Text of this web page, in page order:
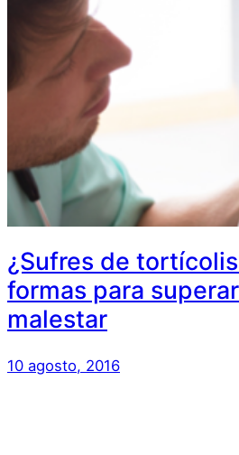
¿Sufres de
formas para
malestar
10 agosto, 2016